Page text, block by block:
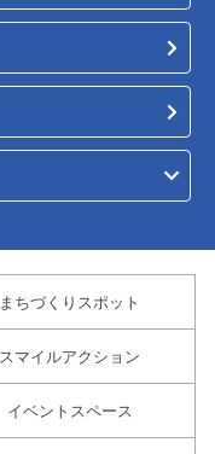
まちづくりスポット
スマイルアクション
イベントスペース